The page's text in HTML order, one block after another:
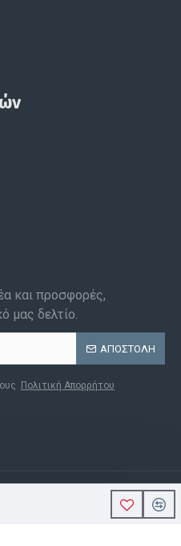
και προσφορές,
μας δελτίο.
ΑΠΟΣΤΟΛΉ
Πολιτική Απορρήτου